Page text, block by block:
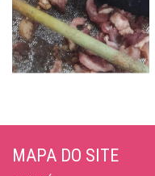
MAPA DO SITE